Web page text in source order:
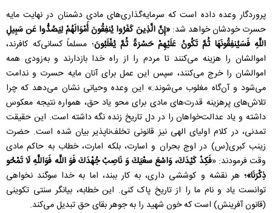
پروردگار وعده داده است که سرمایه‌گذاری‌های مادی دشمنان در نهایت مایه
حسرت خودشان خواهد شد:«إِنَّ الَّذِینَ كَفَرُوا یُنفِقُونَ أَمْوَالَهُمْ لِیَصُدُّوا عَن سَبِیلِ
اللَّهِ فَسَیُنفِقُونَهَا ثُمَّ تَکُونُ عَلَیْهِمْ حَسْرَةً ثُمَّ یُغْلَبُونَ؛ مسلماً کسانی‌که کافرند،
اموالشان را هزینه می‌کنند تا مردم را از راه خدا بازدارند و به‌زودی همه
اموالشان را خرج می‌کنند، سپس این عمل برای آنان مایه حسرت و ندامت
می‌شود و آن‌گاه مغلوب می‌شوند.» این وعده وحیانی نشان می‌دهد که چرا
تلاش‌های پرهزینه قدرت‌های مادی برای محو یاد حق، همواره نتیجه معکوس
داشته و یاد عدالت‌خواهان را در دل تاریخ زنده نگه داشته است. این حقیقت
تمدنی، در کلام اولیای الهی نیز قانونی تخلف‌ناپذیر بیان شده است. حضرت
زینب کبری(س) در اوج بحران و اسارت، بلکه امارت، خطاب به حاکم مادی
وقت فرمودند: «فَکِدْ كَیْدَكَ، وَاسْعَ سعْیَكَ وَ نَاصِبْجُهْدَكَ فَوَ اللَّه فَوَاللَّهِ لَا تَمْحُو
ذِكْرَنَا»؛ هر نقشه و کوششی داری، به کار ببند، اما به خدا سوگند نخواهی
توانست یاد و نام ما را از تاریخ پاک کنی. این خطابه، بیانگر سنتی تکوینی
(قانون آفرینش) است که خون شهید را به جوهر بقای حق تبدیل می‌کند.